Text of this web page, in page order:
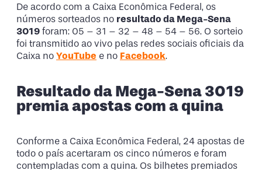
De acordo com a Caixa Econômica Federal, os
números sorteados no resultado da Mega-Sena
3019 foram: 05 – 31 – 32 – 48 – 54 – 56. O sorteio
foi transmitido ao vivo pelas redes sociais oficiais da
Caixa no YouTube e no Facebook.
Resultado da Mega-Sena 3019
premia apostas com a quina
Conforme a Caixa Econômica Federal, 24 apostas de
todo o país acertaram os cinco números e foram
contempladas com a quina. Os bilhetes premiados